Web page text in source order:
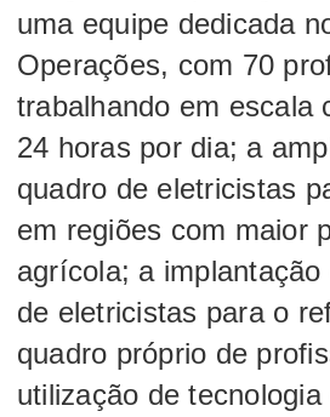
uma equipe dedicada
Operações, com 70
trabalhando em escala
24 horas por dia; a
quadro de eletricistas
em regiões com maior
agrícola; a
de eletricistas para o
quadro próprio de
utilização de